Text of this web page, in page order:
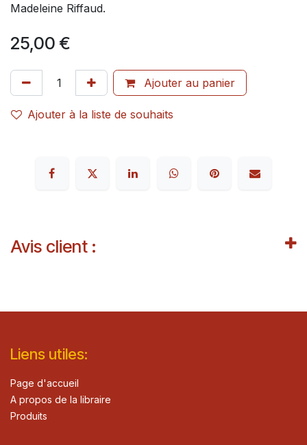
Madeleine Riffaud.
25,00 €
Ajouter au panier
Ajouter à la liste de souhaits
Avis client :
Lie​ns utiles:
Page d'accueil
A propos de la libraire
Produits